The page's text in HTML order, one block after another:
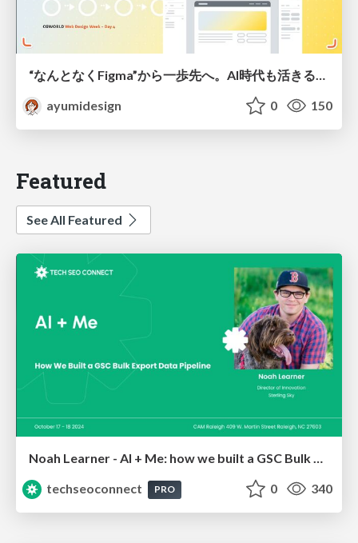
“なんとなくFigma”から一歩先へ。AI時代も活きるWeb制作フロー
ayumidesign
0 150
Featured
See All Featured
Noah Learner - AI + Me: how we built a GSC Bulk Export data pipeline
techseoconnect
PRO 0 340